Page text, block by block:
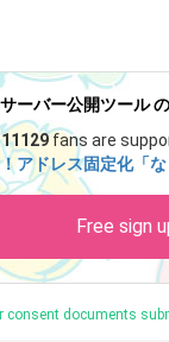
ーバー公開ツール
11129fans are
アドレス固定化「
Free sign
consent documents